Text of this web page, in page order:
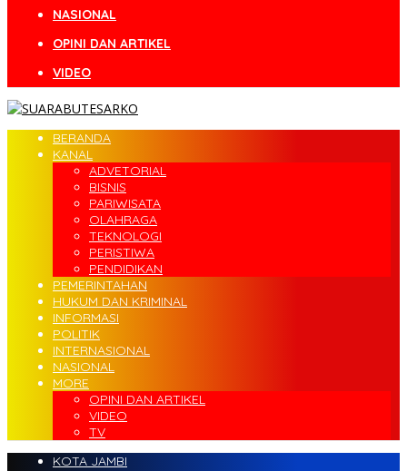
NASIONAL
OPINI DAN ARTIKEL
VIDEO
BERANDA
KANAL
ADVETORIAL
BISNIS
PARIWISATA
OLAHRAGA
TEKNOLOGI
PERISTIWA
PENDIDIKAN
PEMERINTAHAN
HUKUM DAN KRIMINAL
INFORMASI
POLITIK
INTERNASIONAL
NASIONAL
MORE
OPINI DAN ARTIKEL
VIDEO
TV
KOTA JAMBI